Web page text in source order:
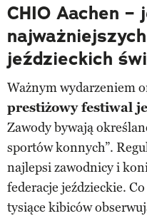
CHIO Aachen –
jeździeckich
Ważnym wydarzeniem
prestiżowy festiwal
Zawody bywają
sportów konnych”.
najlepsi zawodnicy i
federacje jeździeckie.
tysiące kibiców